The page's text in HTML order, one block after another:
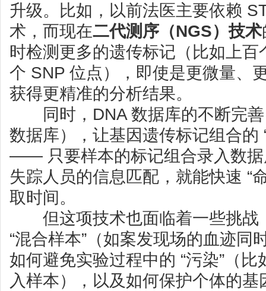
升级。比如，以前法医主要依赖
术，而现在二代测序（NGS）技术
时检测更多的遗传标记（比如上
个 SNP 位点），即使是更微量、
获得更精准的分析结果。
同时，DNA 数据库的不断完善
数据库），让基因遗传标记组合的
—— 只要样本的标记组合录入数据
失踪人员的信息匹配，就能快速 “
取时间。
但这项技术也面临着一些挑战
“混合样本”（如案发现场的血迹同
如何避免实验过程中的 “污染”（
入样本），以及如何保护个体的